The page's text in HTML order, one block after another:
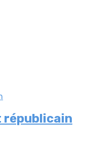
républicain